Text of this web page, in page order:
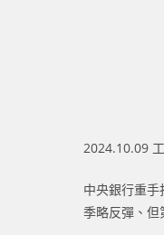
2024.10.09
中央銀行重
季略反彈、但